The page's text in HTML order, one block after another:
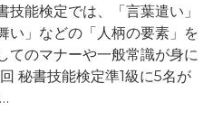
能検定では、「言葉遣い」
い」などの「人柄の要素」を
てのマナーや一般常識が身に
秘書技能検定準1級に5名が